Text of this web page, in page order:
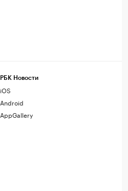
РБК Новости
iOS
Android
AppGallery